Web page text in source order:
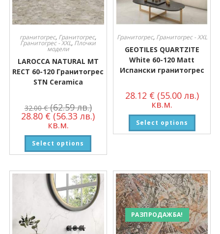
гранитогрес, Гранитогрес,
Гранитогрес - XXL, Плочки
модели
LAROCCA NATURAL MT
RECT 60-120 Гранитогрес
STN Ceramica
32.00€ (62.59 лв.)
28.80 € (56.33 лв.)
кв.м.
Select options
Гранитогрес, Гранитогрес - XXL
GEOTILES QUARTZITE
White 60-120 Matt
Испански гранитогрес
28.12 € (55.00 лв.)
кв.м.
Select options
РАЗПРОДАЖБА!